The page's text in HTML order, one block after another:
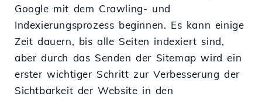
Google mit dem Crawling- und
Indexierungsprozess beginnen. Es kann einige
Zeit dauern, bis alle Seiten indexiert sind,
aber durch das Senden der Sitemap wird ein
erster wichtiger Schritt zur Verbesserung der
Sichtbarkeit der Website in den